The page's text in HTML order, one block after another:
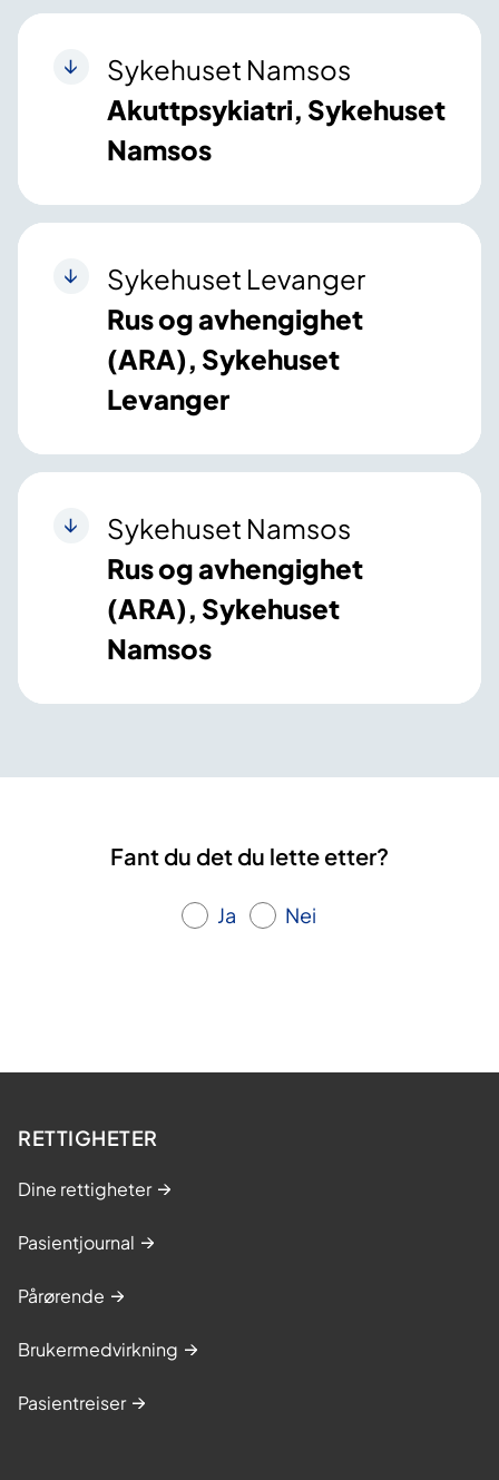
Sykehuset Namsos
Akuttpsykiatri, Sykehuset
Namsos
Sykehuset Levanger
Rus og avhengighet
(ARA), Sykehuset
Levanger
Sykehuset Namsos
Rus og avhengighet
(ARA), Sykehuset
Namsos
Fant du det du lette etter?
Ja Nei
RETTIGHETER
Dine rettigheter
Pasientjournal
Pårørende
Brukermedvirkning
Pasientreiser